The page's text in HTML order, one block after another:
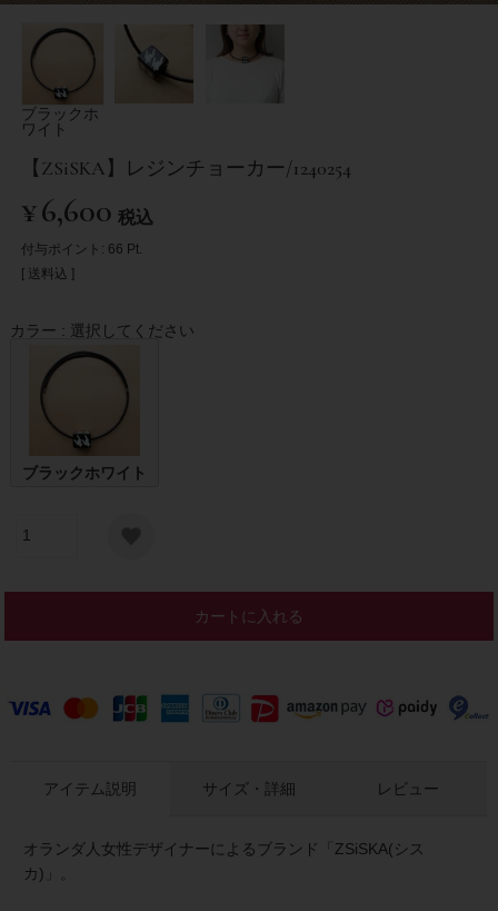
ブラックホ
ワイト
【ZSiSKA】レジンチョーカー/1240254
¥6,600 税込
付与ポイント: 66 Pt.
送料込
カラー 選択してください
ブラックホワイト
カートに入れる
アイテム説明
オランダ人女性デザイナーによるブランド「ZSiSKA(シス
カ)」。
サイズ・詳細 レビュー